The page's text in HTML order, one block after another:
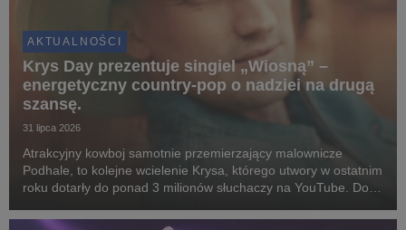
AKTUALNOŚCI
Krys Day prezentuje singiel „Wiosną” –
energetyczny country-pop o nadziei na drugą
szansę.
31 lipca 2026
Atrakcyjny kowboj samotnie przemierzający malownicze
Podhale, to kolejne wcielenie Krysa, którego utwory w ostatnim
roku dotarły do ponad 3 milionów słuchaczy na YouTube. Do
reżyserów.